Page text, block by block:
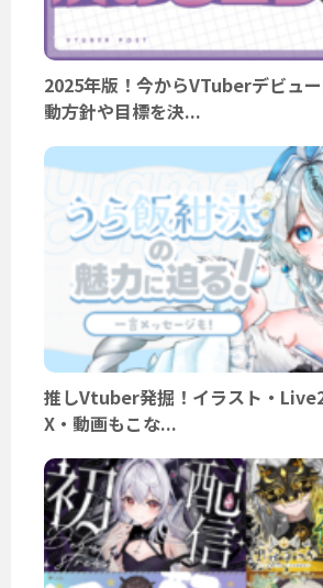
2025年版！今からVTuberデビュ
動方針や目標を決...
推しVtuber発掘！イラスト・
X・動画もこな...